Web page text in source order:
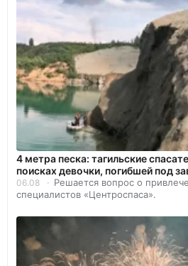
4 метра песка: тагильские
поисках девочки, погибшей под
06.08
Решается вопрос о
специалистов «Центроспаса».